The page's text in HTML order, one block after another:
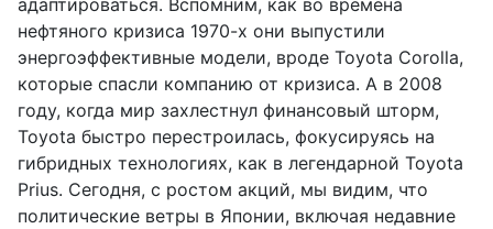
нефтяного кризиса 1970-х они выпустили
энергоэффективные модели, вроде Toyota Corolla,
которые спасли компанию от кризиса. А в 2008
году, когда мир захлестнул финансовый шторм,
Toyota быстро перестроилась, фокусируясь на
гибридных технологиях, как в легендарной Toyota
Prius. Сегодня, с ростом акций, мы видим, что
политические ветры в Японии, включая недавние